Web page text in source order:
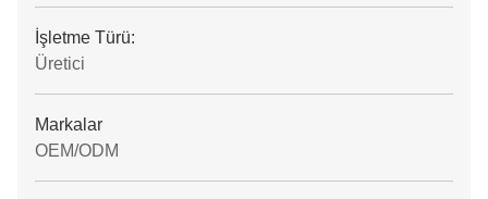
İşletme Türü:
Üretici
Markalar
OEM/ODM